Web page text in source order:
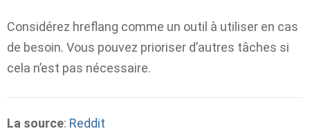
Considérez hreflang comme un outil à utiliser en cas
de besoin. Vous pouvez prioriser d’autres tâches si
cela n’est pas nécessaire.
La source: Reddit